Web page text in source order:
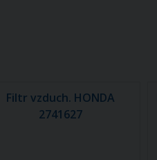
Filtr vzduch. HONDA
2741627